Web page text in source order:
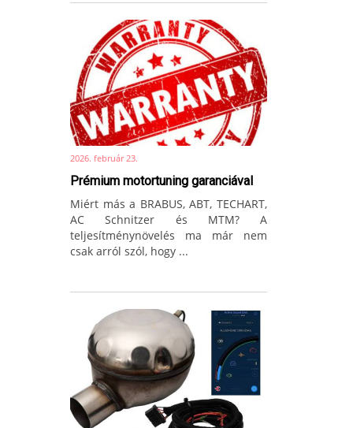
2026. február 23.
Prémium motortuning garanciával
Miért más a BRABUS, ABT, TECHART,
AC Schnitzer és MTM? A
teljesítménynövelés ma már nem
csak arról szól, hogy ...